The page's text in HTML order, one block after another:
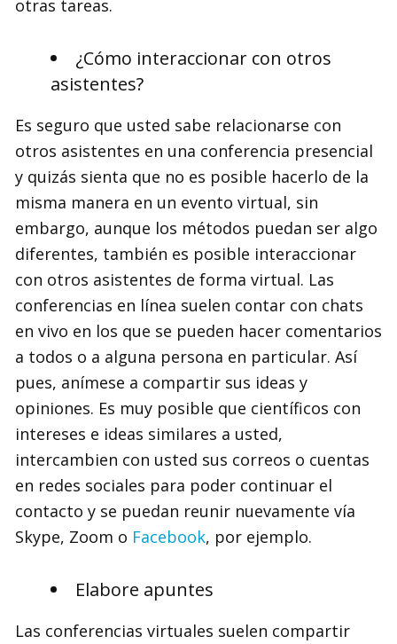
otras tareas.
¿Cómo interaccionar con otros
asistentes?
Es seguro que usted sabe relacionarse con
otros asistentes en una conferencia presencial
y quizás sienta que no es posible hacerlo de la
misma manera en un evento virtual, sin
embargo, aunque los métodos puedan ser algo
diferentes, también es posible interaccionar
con otros asistentes de forma virtual. Las
conferencias en línea suelen contar con chats
en vivo en los que se pueden hacer comentarios
a todos o a alguna persona en particular. Así
pues, anímese a compartir sus ideas y
opiniones. Es muy posible que científicos con
intereses e ideas similares a usted,
intercambien con usted sus correos o cuentas
en redes sociales para poder continuar el
contacto y se puedan reunir nuevamente vía
Skype, Zoom o Facebook, por ejemplo.
Elabore apuntes
Las conferencias virtuales suelen compartir